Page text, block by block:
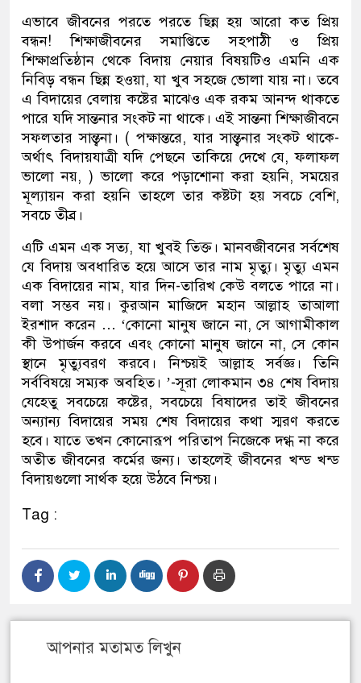
এভাবে জীবনের পরতে পরতে ছিন্ন হয় আরো কত প্রিয়
বন্ধন! শিক্ষাজীবনের সমাপ্তিতে সহপাঠী ও প্রিয়
শিক্ষাপ্রতিষ্ঠান থেকে বিদায় নেয়ার বিষয়টিও এমনি এক
নিবিড় বন্ধন ছিন্ন হওয়া, যা খুব সহজে ভোলা যায় না। তবে
এ বিদায়ের বেলায় কষ্টের মাঝেও এক রকম আনন্দ থাকতে
পারে যদি সান্তনার সংকট না থাকে। এই সান্তনা শিক্ষাজীবনে
সফলতার সান্ত্বনা। ( পক্ষান্তরে, যার সান্ত্বনার সংকট থাকে-
অর্থাৎ বিদায়যাত্রী যদি পেছনে তাকিয়ে দেখে যে, ফলাফল
ভালো নয়, ) ভালো করে পড়াশোনা করা হয়নি, সময়ের
মূল্যায়ন করা হয়নি তাহলে তার কষ্টটা হয় সবচে বেশি,
সবচে তীব্র।
এটি এমন এক সত্য, যা খুবই তিক্ত। মানবজীবনের সর্বশেষ
যে বিদায় অবধারিত হয়ে আসে তার নাম মৃত্যু। মৃত্যু এমন
এক বিদায়ের নাম, যার দিন-তারিখ কেউ বলতে পারে না।
বলা সম্ভব নয়। কুরআন মাজিদে মহান আল্লাহ তাআলা
ইরশাদ করেন … ‘কোনো মানুষ জানে না, সে আগামীকাল
কী উপার্জন করবে এবং কোনো মানুষ জানে না, সে কোন
স্থানে মৃত্যুবরণ করবে। নিশ্চয়ই আল্লাহ সর্বজ্ঞ। তিনি
সর্ববিষয়ে সম্যক অবহিত। ’-সূরা লোকমান ৩৪ শেষ বিদায়
যেহেতু সবচেয়ে কষ্টের, সবচেয়ে বিষাদের তাই জীবনের
অন্যান্য বিদায়ের সময় শেষ বিদায়ের কথা স্মরণ করতে
হবে। যাতে তখন কোনোরূপ পরিতাপ নিজেকে দগ্ধ না করে
অতীত জীবনের কর্মের জন্য। তাহলেই জীবনের খন্ড খন্ড
বিদায়গুলো সার্থক হয়ে উঠবে নিশ্চয়।
Tag :
আপনার মতামত লিখুন